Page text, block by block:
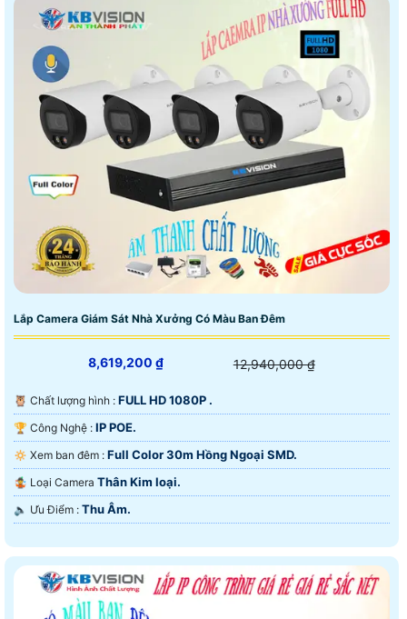
Lắp Camera Giám Sát Nhà Xưởng Có Màu Ban Đêm
8,619,200 ₫ 12,940,000 ₫
🦉 Chất lượng hình : FULL HD 1080P .
🏆 Công Nghệ : IP POE.
🔅 Xem ban đêm : Full Color 30m Hồng Ngoại SMD.
🤹 Loại Camera Thân Kim loại.
️🔈 Ưu Điểm : Thu Âm.